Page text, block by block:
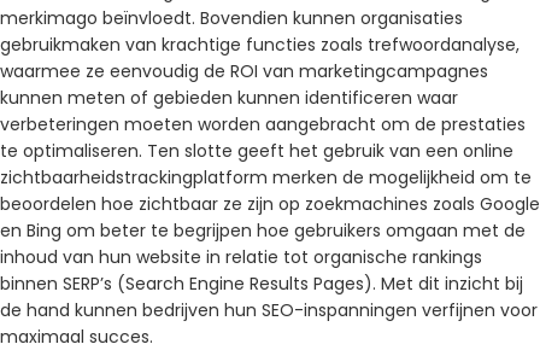
merkimago beïnvloedt. Bovendien kunnen organisaties
gebruikmaken van krachtige functies zoals trefwoordanalyse,
waarmee ze eenvoudig de ROI van marketingcampagnes
kunnen meten of gebieden kunnen identificeren waar
verbeteringen moeten worden aangebracht om de prestaties
te optimaliseren. Ten slotte geeft het gebruik van een online
zichtbaarheidstrackingplatform merken de mogelijkheid om te
beoordelen hoe zichtbaar ze zijn op zoekmachines zoals Google
en Bing om beter te begrijpen hoe gebruikers omgaan met de
inhoud van hun website in relatie tot organische rankings
binnen SERP’s (Search Engine Results Pages). Met dit inzicht bij
de hand kunnen bedrijven hun SEO-inspanningen verfijnen voor
maximaal succes.